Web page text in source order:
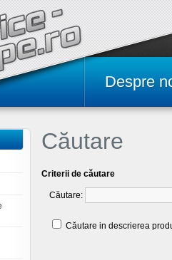
Despre
Căutare
Criterii de căutare
Căutare:
Căutare in descrierea